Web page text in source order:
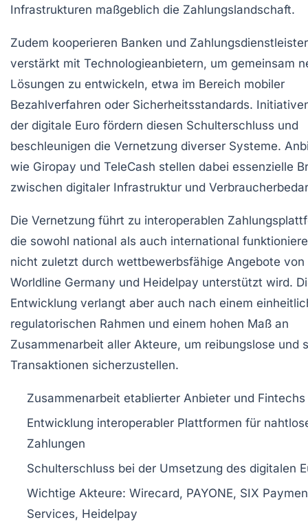
Infrastrukturen maßgeblich die Zahlungslandschaft.
Zudem kooperieren Banken und Zahlungsdienstleister
verstärkt mit Technologieanbietern, um gemeinsam
Lösungen zu entwickeln, etwa im Bereich mobiler
Bezahlverfahren oder Sicherheitsstandards.
der digitale Euro fördern diesen Schulterschluss und
beschleunigen die Vernetzung diverser Systeme.
wie Giropay und TeleCash stellen dabei essenzielle
zwischen digitaler Infrastruktur und
Die Vernetzung führt zu interoperablen
die sowohl national als auch international
nicht zuletzt durch wettbewerbsfähige Angebote von
Worldline Germany und Heidelpay unterstützt wird.
Entwicklung verlangt aber auch nach einem
regulatorischen Rahmen und einem hohen Maß an
Zusammenarbeit aller Akteure, um reibungslose und
Transaktionen sicherzustellen.
Zusammenarbeit etablierter Anbieter und Fintechs
Entwicklung interoperabler Plattformen für
Zahlungen
Schulterschluss bei der Umsetzung des digitalen
Wichtige Akteure: Wirecard, PAYONE, SIX
Services, Heidelpay